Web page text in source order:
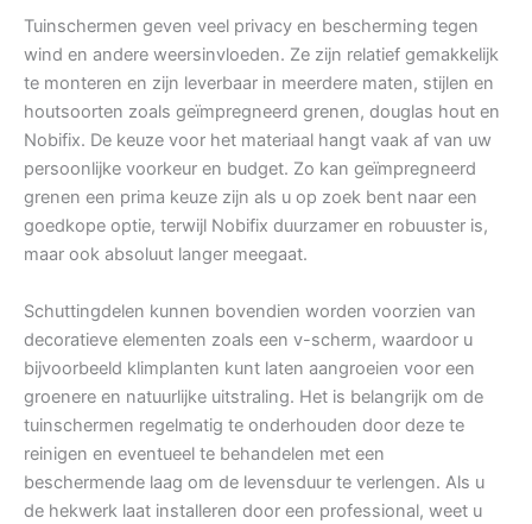
Tuinschermen geven veel privacy en bescherming tegen
wind en andere weersinvloeden. Ze zijn relatief gemakkelijk
te monteren en zijn leverbaar in meerdere maten, stijlen en
houtsoorten zoals geïmpregneerd grenen, douglas hout en
Nobifix. De keuze voor het materiaal hangt vaak af van uw
persoonlijke voorkeur en budget. Zo kan geïmpregneerd
grenen een prima keuze zijn als u op zoek bent naar een
goedkope optie, terwijl Nobifix duurzamer en robuuster is,
maar ook absoluut langer meegaat.
Schuttingdelen kunnen bovendien worden voorzien van
decoratieve elementen zoals een v-scherm, waardoor u
bijvoorbeeld klimplanten kunt laten aangroeien voor een
groenere en natuurlijke uitstraling. Het is belangrijk om de
tuinschermen regelmatig te onderhouden door deze te
reinigen en eventueel te behandelen met een
beschermende laag om de levensduur te verlengen. Als u
de hekwerk laat installeren door een professional, weet u